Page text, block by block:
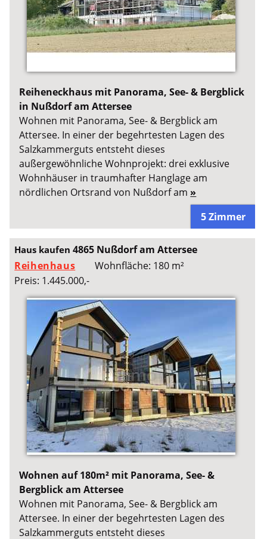
Reiheneckhaus mit Panorama, See- & Bergblick
in Nußdorf am Attersee
Wohnen mit Panorama, See- & Bergblick am
Attersee. In einer der begehrtesten Lagen des
Salzkammerguts entsteht dieses
außergewöhnliche Wohnprojekt: drei exklusive
Wohnhäuser in traumhafter Hanglage am
nördlichen Ortsrand von Nußdorf am »
5 Zimmer
Haus kaufen4865 Nußdorf am Attersee
Reihenhaus
Wohnfläche: 180 m²
Preis: 1.445.000,-
Wohnen auf 180m² mit Panorama, See- &
Bergblick am Attersee
Wohnen mit Panorama, See- & Bergblick am
Attersee. In einer der begehrtesten Lagen des
Salzkammerguts entsteht dieses